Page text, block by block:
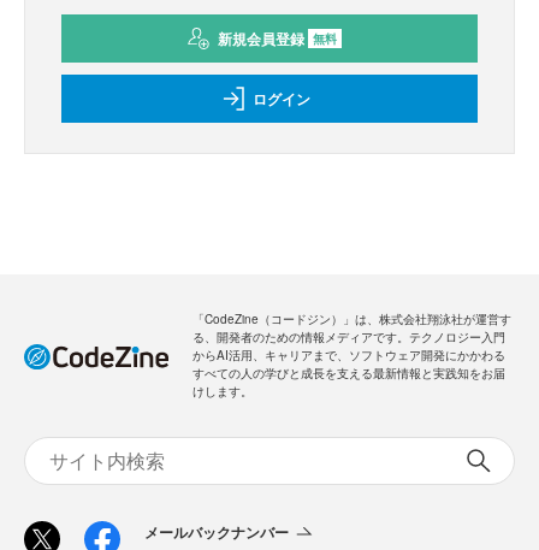
新規会員登録 無料
ログイン
「CodeZine（コードジン）」は、株式会社翔泳社が運営す
る、開発者のための情報メディアです。テクノロジー入門
からAI活用、キャリアまで、ソフトウェア開発にかかわる
すべての人の学びと成長を支える最新情報と実践知をお届
けします。
メールバックナンバー